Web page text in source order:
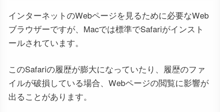
インターネットのWebページを見るために必要なWeb
ブラウザーですが、Macでは標準でSafariがインスト
ールされています。
このSafariの履歴が膨大になっていたり、履歴のファ
イルが破損している場合、Webページの閲覧に影響が
出ることがあります。